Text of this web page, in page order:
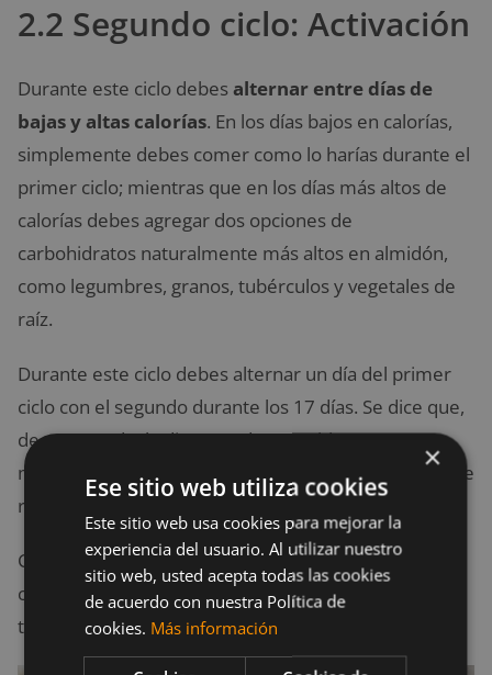
2.2 Segundo ciclo: Activación
Durante este ciclo debes alternar entre días de
bajas y altas calorías. En los días bajos en calorías,
simplemente debes comer como lo harías durante el
primer ciclo; mientras que en los días más altos de
calorías debes agregar dos opciones de
carbohidratos naturalmente más altos en almidón,
como legumbres, granos, tubérculos y vegetales de
raíz.
Durante este ciclo debes alternar un día del primer
ciclo con el segundo durante los 17 días. Se dice que,
de este modo, la dieta ayuda a establecer tu
metabolismo, aunque no hay pruebas ni estudios que
respalden esta afirmación.
Cabe destacar que durante este ciclo está prohibido
consumir carbohidratos a partir de las dos de la
tarde.
×
Ese sitio web utiliza cookies
Este sitio web usa cookies para mejorar la
experiencia del usuario. Al utilizar nuestro
sitio web, usted acepta todas las cookies
de acuerdo con nuestra Política de
cookies. Más información